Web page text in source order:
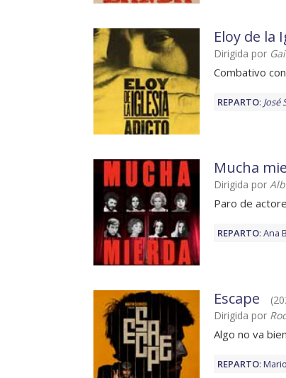
Eloy de la
Dirigida por
Combativo
REPARTO: José
Mucha
Dirigida por
Paro de
REPARTO: Ana
Escape
Dirigida por
Algo no va bien
REPARTO: